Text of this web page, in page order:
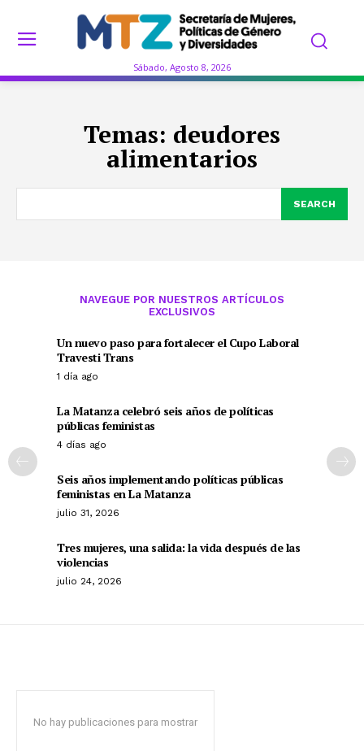
Sábado, Agosto 8, 2026
Temas: deudores
alimentarios
SEARCH
NAVEGUE POR NUESTROS ARTÍCULOS
EXCLUSIVOS
Un nuevo paso para fortalecer el Cupo Laboral
Travesti Trans
1 día ago
La Matanza celebró seis años de políticas
públicas feministas
4 días ago
Seis años implementando políticas públicas
feministas en La Matanza
julio 31, 2026
Tres mujeres, una salida: la vida después de las
violencias
julio 24, 2026
No hay publicaciones para mostrar